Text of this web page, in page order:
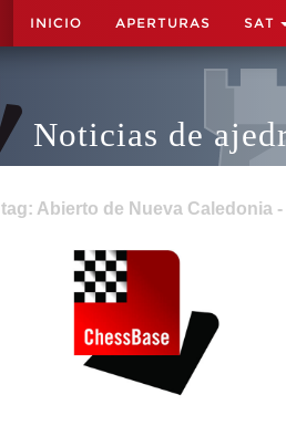
INICIO APERTURAS SAT
Noticias de
tag: Abierto de Nueva Caledonia -